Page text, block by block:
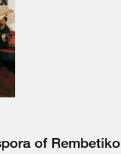
of Rembetiko